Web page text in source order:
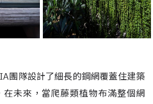
團隊設計了細長的鋼網覆蓋住建築
在未來，當爬藤類植物布滿整個網